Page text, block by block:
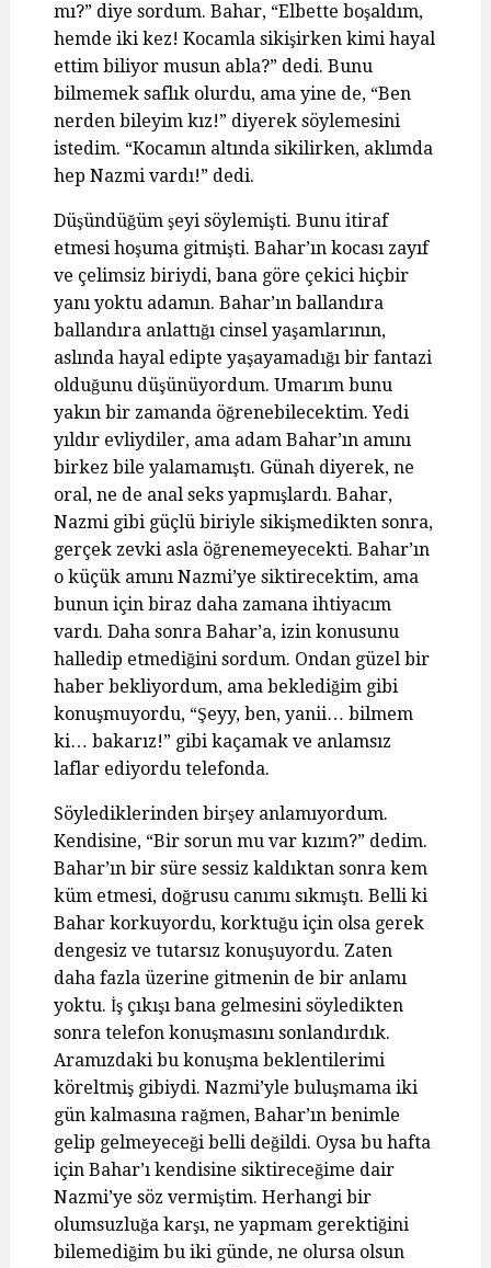
mı?” diye sordum. Bahar, “Elbette boşaldım,
hemde iki kez! Kocamla sikişirken kimi hayal
ettim biliyor musun abla?” dedi. Bunu
bilmemek saflık olurdu, ama yine de, “Ben
nerden bileyim kız!” diyerek söylemesini
istedim. “Kocamın altında sikilirken, aklımda
hep Nazmi vardı!” dedi.
Düşündüğüm şeyi söylemişti. Bunu itiraf
etmesi hoşuma gitmişti. Bahar’ın kocası zayıf
ve çelimsiz biriydi, bana göre çekici hiçbir
yanı yoktu adamın. Bahar’ın ballandıra
ballandıra anlattığı cinsel yaşamlarının,
aslında hayal edipte yaşayamadığı bir fantazi
olduğunu düşünüyordum. Umarım bunu
yakın bir zamanda öğrenebilecektim. Yedi
yıldır evliydiler, ama adam Bahar’ın amını
birkez bile yalamamıştı. Günah diyerek, ne
oral, ne de anal seks yapmışlardı. Bahar,
Nazmi gibi güçlü biriyle sikişmedikten sonra,
gerçek zevki asla öğrenemeyecekti. Bahar’ın
o küçük amını Nazmi’ye siktirecektim, ama
bunun için biraz daha zamana ihtiyacım
vardı. Daha sonra Bahar’a, izin konusunu
halledip etmediğini sordum. Ondan güzel bir
haber bekliyordum, ama beklediğim gibi
konuşmuyordu, “Şeyy, ben, yanii… bilmem
ki… bakarız!” gibi kaçamak ve anlamsız
laflar ediyordu telefonda.
Söylediklerinden birşey anlamıyordum.
Kendisine, “Bir sorun mu var kızım?” dedim.
Bahar’ın bir süre sessiz kaldıktan sonra kem
küm etmesi, doğrusu canımı sıkmıştı. Belli ki
Bahar korkuyordu, korktuğu için olsa gerek
dengesiz ve tutarsız konuşuyordu. Zaten
daha fazla üzerine gitmenin de bir anlamı
yoktu. İş çıkışı bana gelmesini söyledikten
sonra telefon konuşmasını sonlandırdık.
Aramızdaki bu konuşma beklentilerimi
köreltmiş gibiydi. Nazmi’yle buluşmama iki
gün kalmasına rağmen, Bahar’ın benimle
gelip gelmeyeceği belli değildi. Oysa bu hafta
için Bahar’ı kendisine siktireceğime dair
Nazmi’ye söz vermiştim. Herhangi bir
olumsuzluğa karşı, ne yapmam gerektiğini
bilemediğim bu iki günde, ne olursa olsun